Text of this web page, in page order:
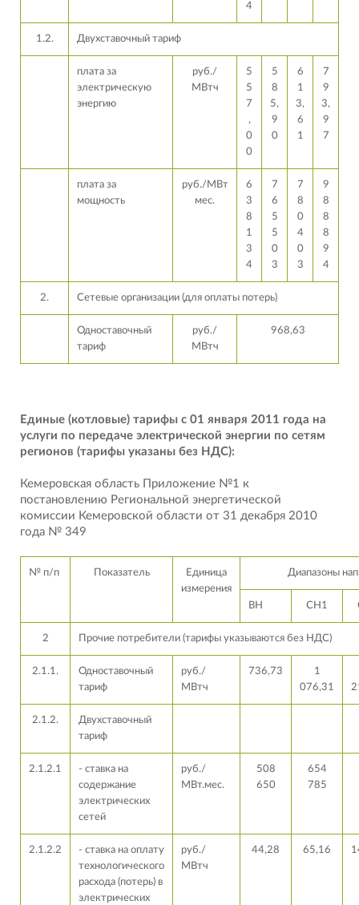
4
1.2. Двухставочный тариф
плата за
электрическую
энергию
руб./
МВтч
5
5
7
,
0
0
5
8
5,
9
0
6
1
3,
6
1
7
9
3,
9
7
плата за
мощность
руб./МВт
мес.
6
3
8
1
3
4
7
6
5
5
0
3
7
8
0
4
0
3
9
8
8
8
9
4
2. Сетевые организации (для оплаты потерь)
Одноставочный
тариф
руб./
МВтч
968,63
Единые (котловые) тарифы с 01 января 2011 года на
услуги по передаче электрической энергии по сетям
регионов (тарифы указаны без НДС):
Кемеровская область Приложение №1 к
постановлению Региональной энергетической
комиссии Кемеровской области от 31 декабря 2010
года № 349
№ п/п Показатель
Единица
измерения
Диапазоны
ВН СН1
2 Прочие потребители (тарифы указываются без НДС)
2.1.1.
Одноставочный
тариф
руб./
МВтч
736,73
1
076,31
2.1.2.
Двухставочный
тариф
2.1.2.1
- ставка на
содержание
электрических
сетей
руб./
МВт.мес.
508
650
654
785
2.1.2.2
- ставка на оплату
технологического
расхода (потерь) в
электрических
руб./
МВтч
44,28 65,16